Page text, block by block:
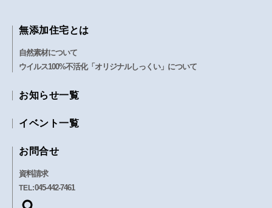
無添加住宅とは
自然素材について
ウイルス100%不活化「オリジナルしっくい」について
お知らせ一覧
イベント一覧
お問合せ
資料請求
TEL:045-442-7461